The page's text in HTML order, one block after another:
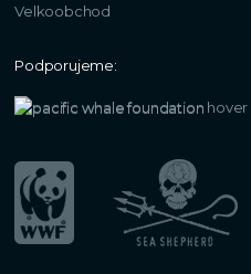
Velkoobchod
Podporujeme: